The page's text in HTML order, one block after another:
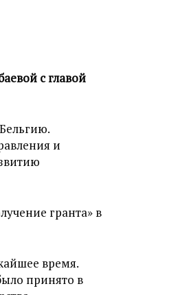
с главой
и
гранта» в
время.
принято в